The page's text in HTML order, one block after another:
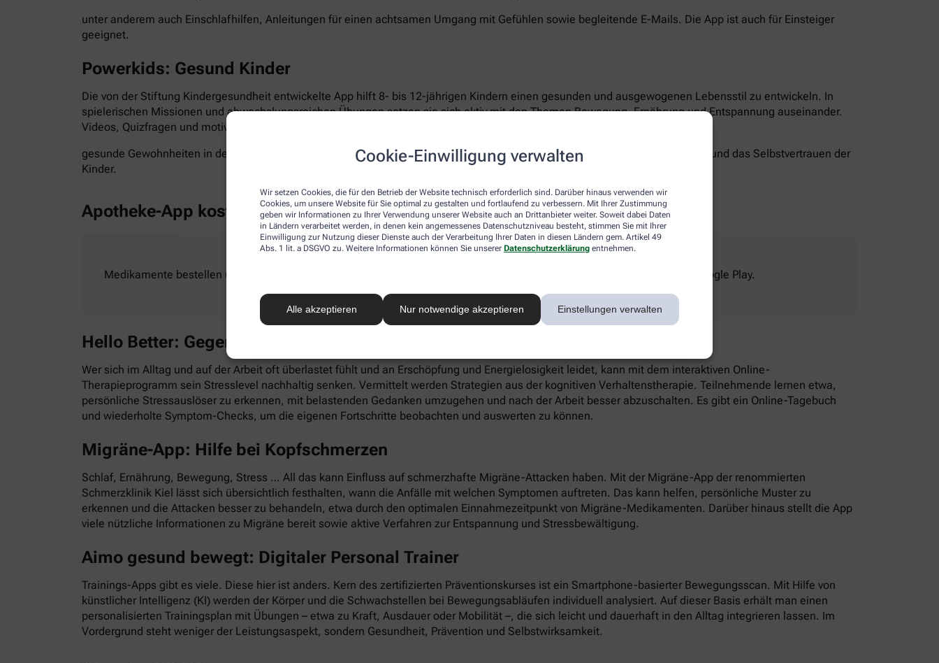
Cookie-Einwilligung verwalten
Wir setzen Cookies, die für den Betrieb der Website technisch erforderlich sind. Darüber hinaus verwenden wir
Cookies, um unsere Website für Sie optimal zu gestalten und fortlaufend zu verbessern. Mit Ihrer Zustimmung
geben wir Informationen zu Ihrer Verwendung unserer Website auch an Drittanbieter weiter. Soweit dabei Daten
in Ländern verarbeitet werden, in denen kein angemessenes Datenschutzniveau besteht, stimmen Sie mit Ihrer
Einwilligung zur Nutzung dieser Dienste auch der Verarbeitung Ihrer Daten in diesen Ländern gem. Artikel 49
Abs. 1 lit. a DSGVO zu. Weitere Informationen können Sie unserer Datenschutzerklärung entnehmen.
Alle akzeptieren Nur notwendige akzeptieren Einstellungen verwalten
unter anderem auch Einschlafhilfen, Anleitungen für einen achtsamen Umgang mit Gefühlen sowie begleitende E-Mails. Die App ist auch für Einsteiger
geeignet.
Powerkids: Gesund Kinder
Die von der Stiftung Kindergesundheit entwickelte App hilft 8- bis 12-jährigen Kindern einen gesunden und ausgewogenen Lebensstil zu entwickeln. In
spielerischen Missionen und abwechslungsreichen Übungen setzen sie sich aktiv mit den Themen Bewegung, Ernährung und Entspannung auseinander.
Videos, Quizfragen und motivierende Aufgaben laden dazu ein, Neues auszuprobieren und
gesunde Gewohnheiten in den Alltag zu integrieren. Gleichzeitig fördert die App die Selbstwahrnehmung, Eigenverantwortung und das Selbstvertrauen der
Kinder.
Apotheke-App kostenlos
Medikamente bestellen und Rezepte ganz einfach digital einlösen: Die apotheke.com-App gibt’s im App Store und bei Google Play.
Hello Better: Gegen Stress & Burnout
Wer sich im Alltag und auf der Arbeit oft überlastet fühlt und an Erschöpfung und Energielosigkeit leidet, kann mit dem interaktiven Online-
Therapieprogramm sein Stresslevel nachhaltig senken. Vermittelt werden Strategien aus der kognitiven Verhaltenstherapie. Teilnehmende lernen etwa,
persönliche Stressauslöser zu erkennen, mit belastenden Gedanken umzugehen und nach der Arbeit besser abzuschalten. Es gibt ein Online-Tagebuch
und wiederholte Symptom-Checks, um die eigenen Fortschritte beobachten und auswerten zu können.
Migräne-App: Hilfe bei Kopfschmerzen
Schlaf, Ernährung, Bewegung, Stress … All das kann Einfluss auf schmerzhafte Migräne-Attacken haben. Mit der Migräne-App der renommierten
Schmerzklinik Kiel lässt sich übersichtlich festhalten, wann die Anfälle mit welchen Symptomen auftreten. Das kann helfen, persönliche Muster zu
erkennen und die Attacken besser zu behandeln, etwa durch den optimalen Einnahmezeitpunkt von Migräne-Medikamenten. Darüber hinaus stellt die App
viele nützliche Informationen zu Migräne bereit sowie aktive Verfahren zur Entspannung und Stressbewältigung.
Aimo gesund bewegt: Digitaler Personal Trainer
Trainings-Apps gibt es viele. Diese hier ist anders. Kern des zertifizierten Präventionskurses ist ein Smartphone-basierter Bewegungsscan. Mit Hilfe von
künstlicher Intelligenz (KI) werden der Körper und die Schwachstellen bei Bewegungsabläufen individuell analysiert. Auf dieser Basis erhält man einen
personalisierten Trainingsplan mit Übungen – etwa zu Kraft, Ausdauer oder Mobilität –, die sich leicht und dauerhaft in den Alltag integrieren lassen. Im
Vordergrund steht weniger der Leistungsaspekt, sondern Gesundheit, Prävention und Selbstwirksamkeit.